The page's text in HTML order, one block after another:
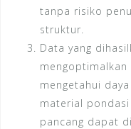
tanpa risiko
struktur.
Data yang
mengoptimalkan
mengetahui
material
pancang dapat